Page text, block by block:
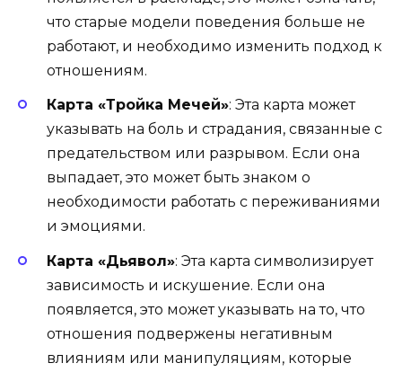
что старые модели поведения больше не
работают, и необходимо изменить подход к
отношениям.
Карта «Тройка Мечей»: Эта карта может
указывать на боль и страдания, связанные с
предательством или разрывом. Если она
выпадает, это может быть знаком о
необходимости работать с переживаниями
и эмоциями.
Карта «Дьявол»: Эта карта символизирует
зависимость и искушение. Если она
появляется, это может указывать на то, что
отношения подвержены негативным
влияниям или манипуляциям, которые